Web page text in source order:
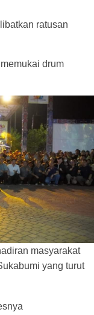
ratusan
drum
masyarakat
yang turut